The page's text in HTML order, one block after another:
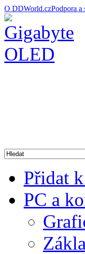
O DDWorld.czPodpora a
Přidat
PC a